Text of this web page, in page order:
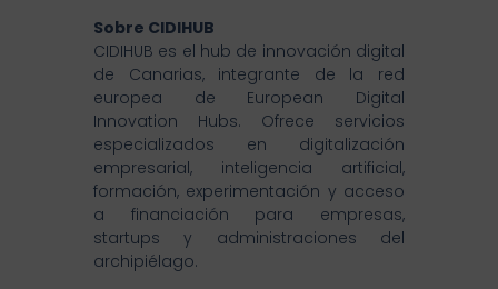
Sobre CIDIHUB
CIDIHUB es el hub de innovación digital
de Canarias, integrante de la red
europea de European Digital
Innovation Hubs. Ofrece servicios
especializados en digitalización
empresarial, inteligencia artificial,
formación, experimentación y acceso
a financiación para empresas,
startups y administraciones del
archipiélago.